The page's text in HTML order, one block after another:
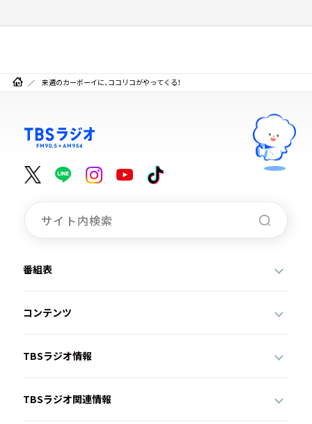
来週のカーボーイに、ココリコがやってくる！
番組表
コンテンツ
TBSラジオ情報
TBSラジオ関連情報